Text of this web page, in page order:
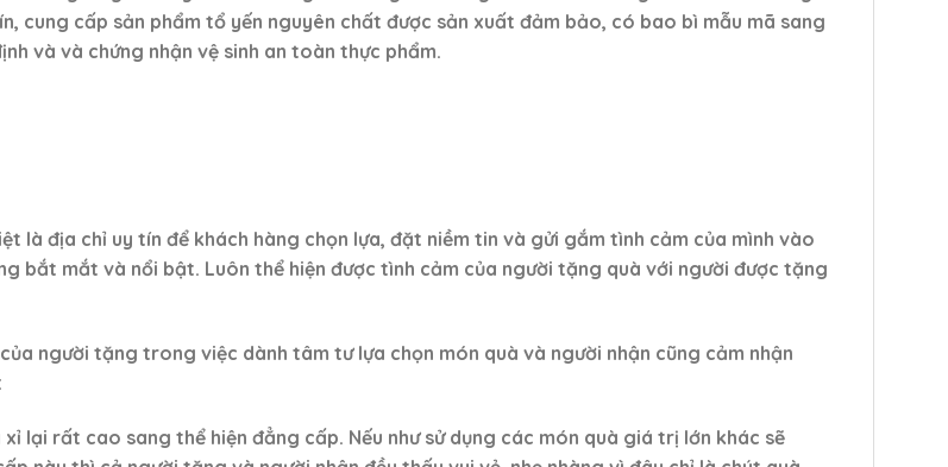
cung cấp sản phẩm tổ yến nguyên chất được sản xuất đảm bảo, có bao bì mẫu mã sang
và và chứng nhận vệ sinh an toàn thực phẩm.
là địa chỉ uy tín để khách hàng chọn lựa, đặt niềm tin và gửi gắm tình cảm của mình vào
bắt mắt và nổi bật. Luôn thể hiện được tình cảm của người tặng quà với người được tặng
người tặng trong việc dành tâm tư lựa chọn món quà và người nhận cũng cảm nhận
lại rất cao sang thể hiện đẳng cấp. Nếu như sử dụng các món quà giá trị lớn khác sẽ